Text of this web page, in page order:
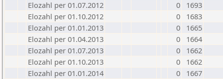
Elozahl per 01.07.2012
0
1693
Elozahl per 01.10.2012
0
1683
Elozahl per 01.01.2013
0
1665
Elozahl per 01.04.2013
0
1664
Elozahl per 01.07.2013
0
1662
Elozahl per 01.10.2013
0
1662
Elozahl per 01.01.2014
0
1667